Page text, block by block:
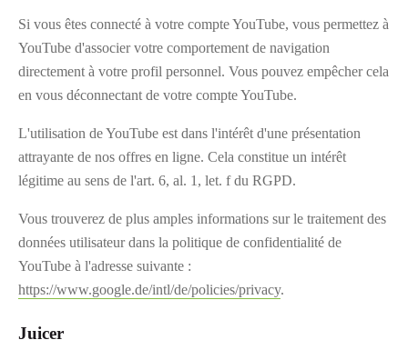
Si vous êtes connecté à votre compte YouTube, vous permettez à
YouTube d'associer votre comportement de navigation
directement à votre profil personnel. Vous pouvez empêcher cela
en vous déconnectant de votre compte YouTube.
L'utilisation de YouTube est dans l'intérêt d'une présentation
attrayante de nos offres en ligne. Cela constitue un intérêt
légitime au sens de l'art. 6, al. 1, let. f du RGPD.
Vous trouverez de plus amples informations sur le traitement des
données utilisateur dans la politique de confidentialité de
YouTube à l'adresse suivante :
https://www.google.de/intl/de/policies/privacy.
Juicer